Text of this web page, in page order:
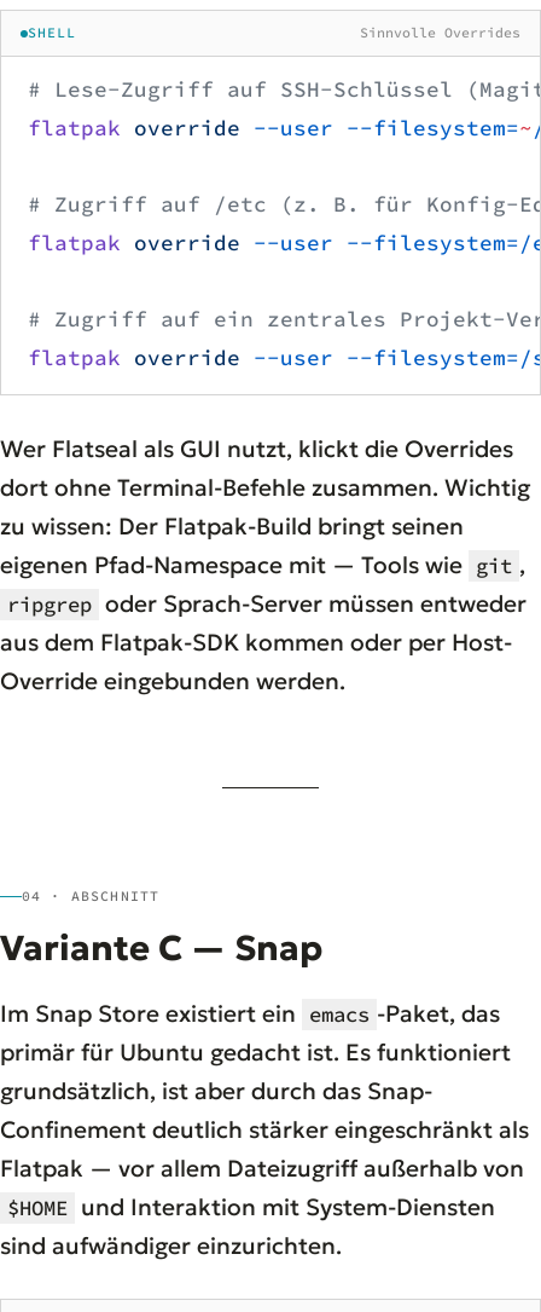
SHELL Sinnvolle Overrides
# Lese-Zugriff auf SSH-Schlüssel
flatpak override --user --filesystem=~
# Zugriff auf /etc (z. B. für Konfig-
flatpak override --user --filesystem=/
# Zugriff auf ein zentrales Projekt-
flatpak override --user --filesystem=/
Wer Flatseal als GUI nutzt, klickt die Overrides
dort ohne Terminal-Befehle zusammen. Wichtig
zu wissen: Der Flatpak-Build bringt seinen
eigenen Pfad-Namespace mit — Tools wie git ,
ripgrep oder Sprach-Server müssen entweder
aus dem Flatpak-SDK kommen oder per Host-
Override eingebunden werden.
04 · ABSCHNITT
Variante C — Snap
Im Snap Store existiert ein emacs -Paket, das
primär für Ubuntu gedacht ist. Es funktioniert
grundsätzlich, ist aber durch das Snap-
Confinement deutlich stärker eingeschränkt als
Flatpak — vor allem Dateizugriff außerhalb von
$HOME und Interaktion mit System-Diensten
sind aufwändiger einzurichten.